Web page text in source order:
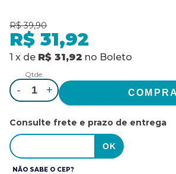
R$ 39,90
R$ 31,92
1 x de R$ 31,92 no Boleto
Qtde.
- +
Consulte frete e prazo de entrega
NÃO SABE O CEP?